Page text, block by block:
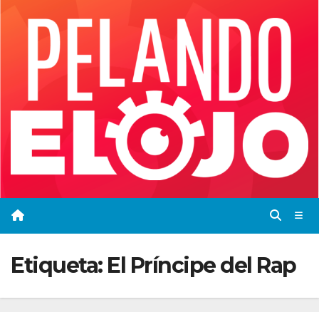
Etiqueta: El Príncipe del Rap